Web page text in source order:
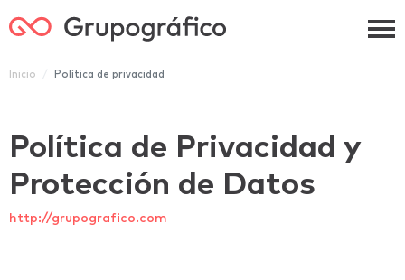
Inicio Política de privacidad
Política de Privacidad y
Protección de Datos
http://grupografico.com